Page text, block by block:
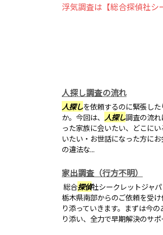
浮気調査は【総合探偵社シ
人探し調査の流れ
人探しを依頼するのに緊張し
か。今回は、 人探し調査の流
った家族に会いたい、どこに
いたい・お世話になった方に
の違法な...
家出調査（行方不明）
総合探偵社シークレットジャ
栃木県南部からのご依頼を受
り添っていきます。まずは今
り添い、全力で早期解決のサポ